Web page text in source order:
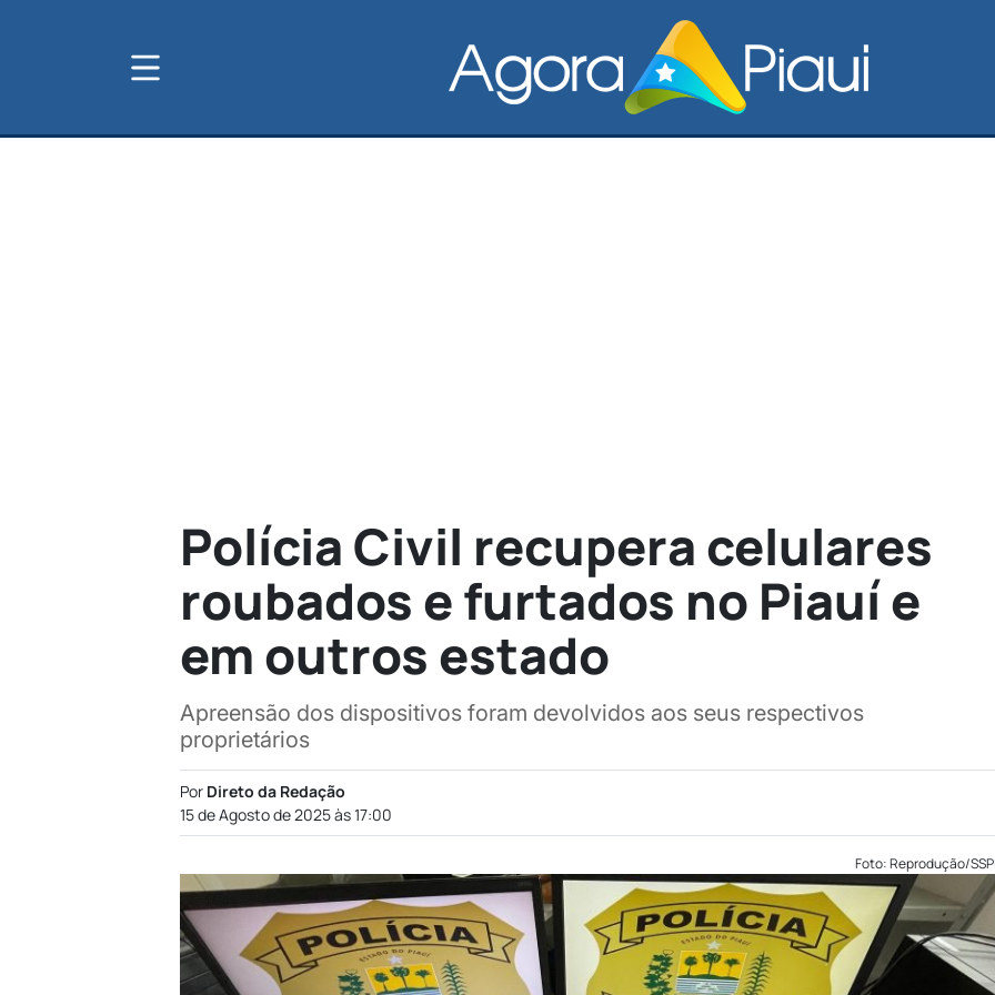
Polícia Civil recupera celulares
roubados e furtados no Piauí e
em outros estado
Apreensão dos dispositivos foram devolvidos aos seus respectivos
proprietários
Por Direto da Redação
15 de Agosto de 2025 às 17:00
Foto: Reprodução/